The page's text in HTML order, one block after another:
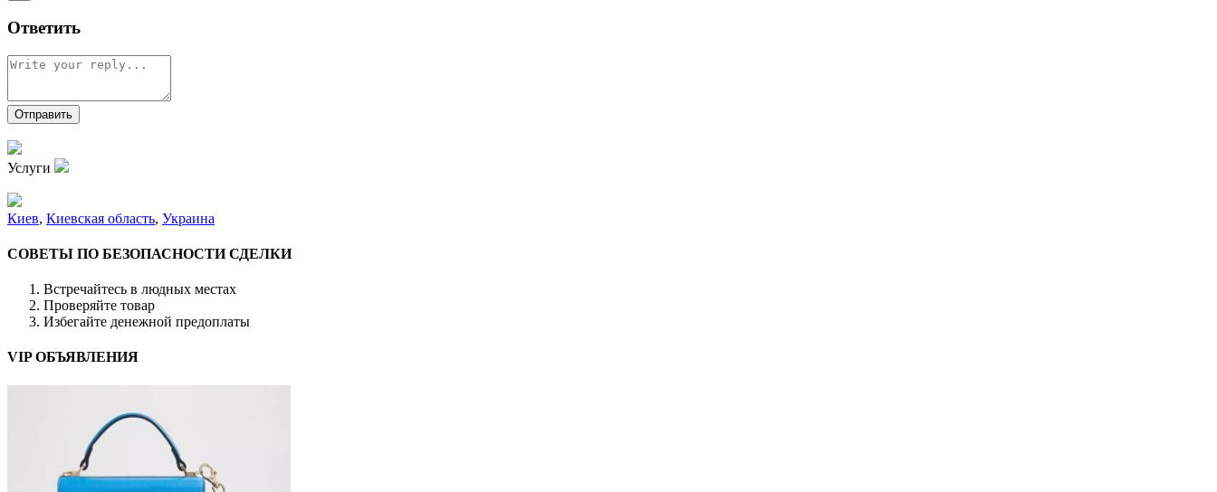
Ответить
Услуги
Киев, Киевская область, Украина
СОВЕТЫ ПО БЕЗОПАСНОСТИ СДЕЛКИ
Встречайтесь в людных местах
Проверяйте товар
Избегайте денежной предоплаты
VIP ОБЪЯВЛЕНИЯ